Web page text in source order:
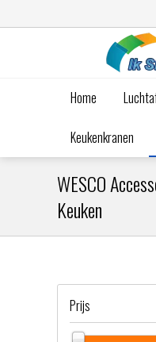
Home
Keukenkranen
WESCO
Keuken
Prijs